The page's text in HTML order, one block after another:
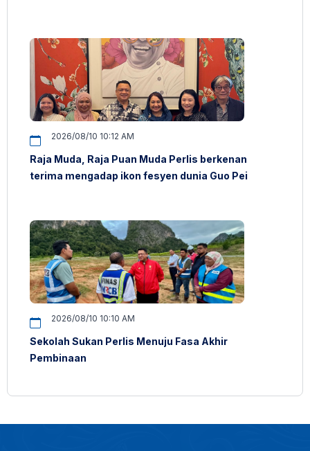
2026/08/10 10:12 AM
Raja Muda, Raja Puan Muda Perlis berkenan
terima mengadap ikon fesyen dunia Guo Pei
2026/08/10 10:10 AM
Sekolah Sukan Perlis Menuju Fasa Akhir
Pembinaan